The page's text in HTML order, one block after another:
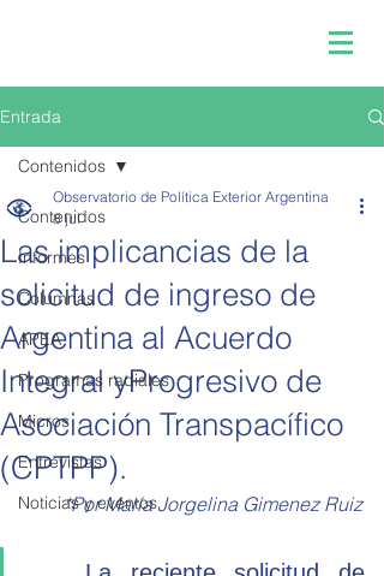
Entrada
Contenidos
Informes
Columnas
APEA
Programas radiales
Micros
Entrevistas
Noticias y eventos
Contenidos
Las implicancias de la
solicitud de ingreso de
Argentina al Acuerdo
Integral yProgresivo de
Asociación Transpacífico
(CPTPP).
Observatorio de Política Exterior Argentina
8 jul
*Por María Jorgelina Gimenez Ruiz